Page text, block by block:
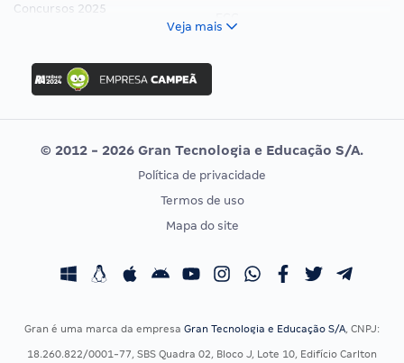
Concursos 2025
Concurso Ibama
Concurso MPU
Editais publicados
Vunesp
CONCURSOS POR PROFISSÃO
Concursos Fiscais
EXAME DE ORDEM
Calendário OAB
Veja mais
© 2012 - 2026 Gran Tecnologia e Educação S/A.
Política de privacidade
Termos de uso
Mapa do site
Gran é uma marca da empresa Gran Tecnologia e Educação S/A, CNPJ:
18.260.822/0001-77, SBS Quadra 02, Bloco J, Lote 10, Edifício Carlton